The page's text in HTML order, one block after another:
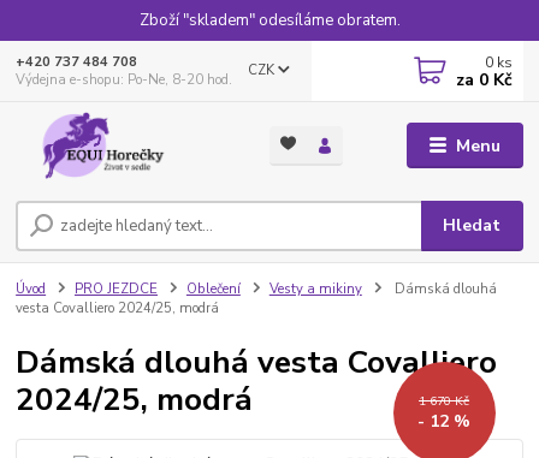
Zboží "skladem" odesíláme obratem.
Menu
CZK
Hledat
+420 737 484 708
Výdejna e-shopu: Po-Ne, 8-20 hod.
0 ks
za 0 Kč
Úvod PRO JEZDCE Oblečení Vesty a mikiny
Dámská dlouhá
vesta Covalliero 2024/25, modrá
Dámská dlouhá vesta Covalliero
2024/25, modrá
1 670 Kč
- 12 %